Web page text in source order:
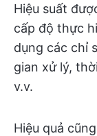
Hiệu suất
cấp độ thực
dụng các chỉ
gian xử lý,
v.v.
Hiệu quả